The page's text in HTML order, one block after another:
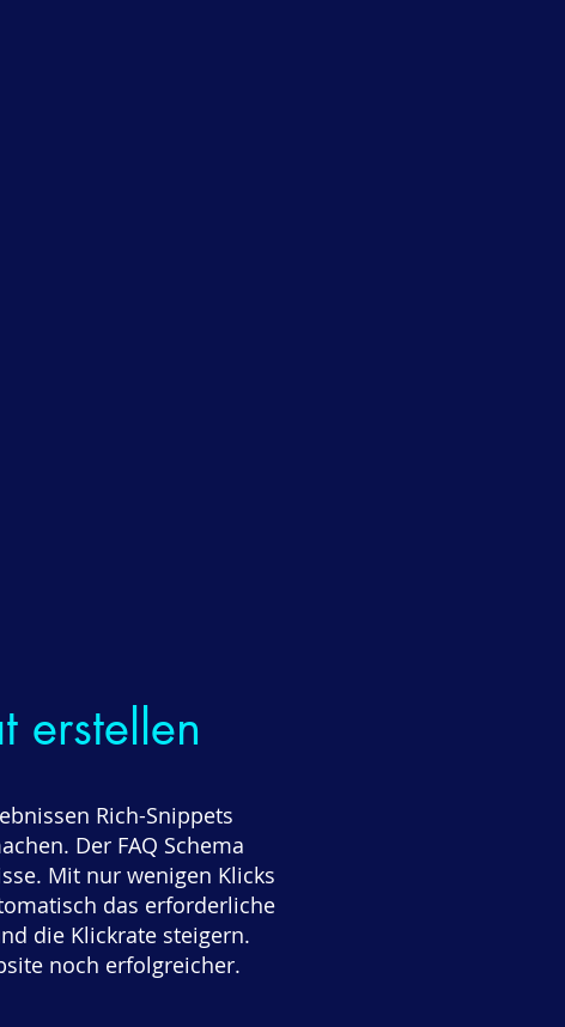
erstellen
Rich-Snippets
Der FAQ Schema
Mit nur wenigen Klicks
das erforderliche
die Klickrate steigern.
noch erfolgreicher.